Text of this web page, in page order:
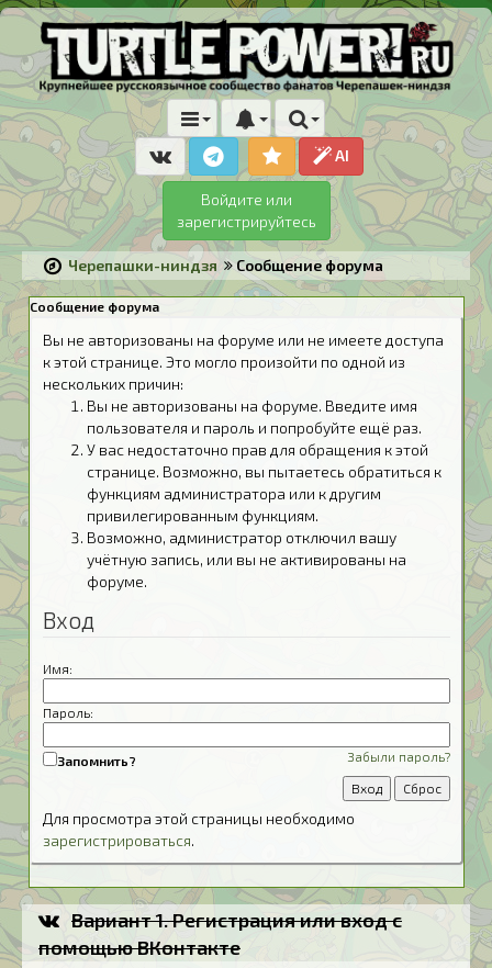
AI
Войдите или
зарегистрируйтесь
Черепашки-ниндзя Сообщение форума
Сообщение форума
Вы не авторизованы на форуме или не имеете доступа
к этой странице. Это могло произойти по одной из
нескольких причин:
Вы не авторизованы на форуме. Введите имя
пользователя и пароль и попробуйте ещё раз.
У вас недостаточно прав для обращения к этой
странице. Возможно, вы пытаетесь обратиться к
функциям администратора или к другим
привилегированным функциям.
Возможно, администратор отключил вашу
учётную запись, или вы не активированы на
форуме.
Вход
Имя:
Пароль:
Забыли пароль?
Запомнить?
Для просмотра этой страницы необходимо
зарегистрироваться.
Вариант 1. Регистрация или вход с
помощью ВКонтакте